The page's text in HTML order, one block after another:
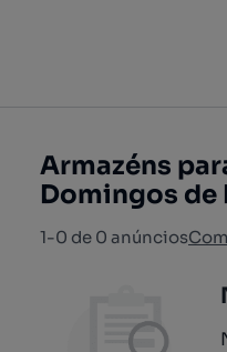
Armazéns
Domingos de
1-0 de 0 anúncios